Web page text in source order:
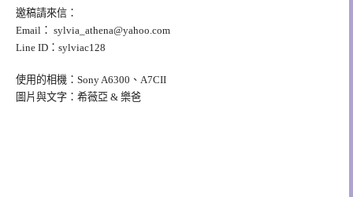
邀稿請來信：
Email： sylvia_athena@yahoo.com
Line ID：sylviac128
使用的相機：Sony A6300、A7CII
圖片與文字：希薇亞 & 樂爸